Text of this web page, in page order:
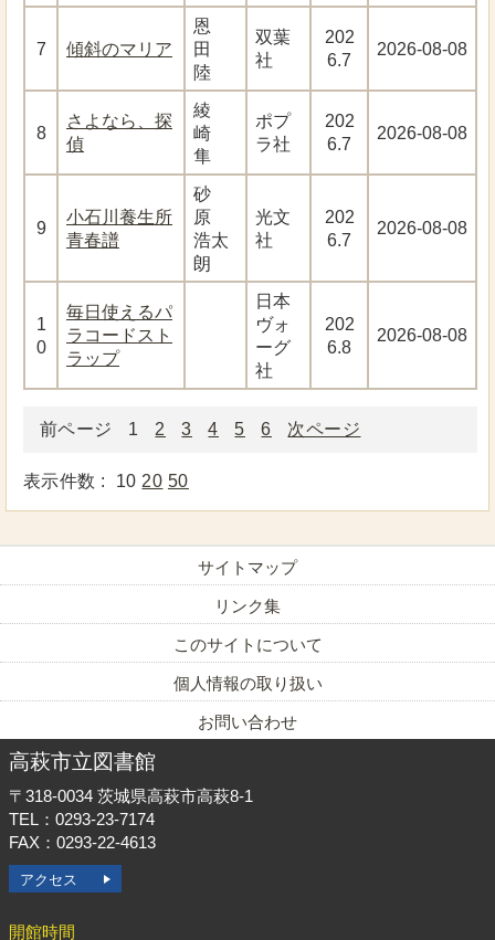
7 傾斜のマリア
恩
田
陸
双葉
社
202
6.7
2026-08-08
8
さよなら、探
偵
綾
崎
隼
ポプ
ラ社
202
6.7
2026-08-08
9
小石川養生所
青春譜
砂
原
浩太
朗
光文
社
202
6.7
2026-08-08
1
0
毎日使えるパ
ラコードスト
ラップ
日本
ヴォ
ーグ
社
202
6.8
2026-08-08
前ページ 1 2 3 4 5 6 次ページ
表示件数 : 10 20 50
サイトマップ
リンク集
このサイトについて
個人情報の取り扱い
お問い合わせ
高萩市立図書館
〒318-0034 茨城県高萩市高萩8-1
TEL：0293-23-7174
FAX：0293-22-4613
アクセス
開館時間